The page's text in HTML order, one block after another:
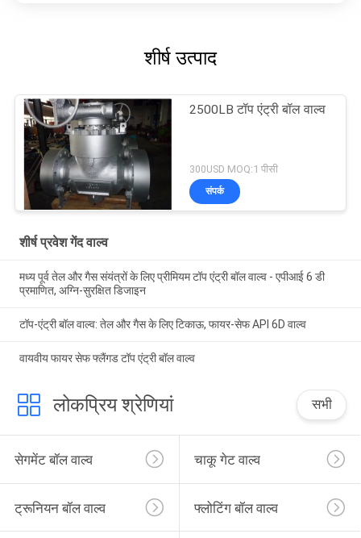
शीर्ष उत्पाद
2500LB टॉप एंट्री बॉल वाल्व
300USD MOQ:1 पीसी
संपर्क
शीर्ष प्रवेश गेंद वाल्व
मध्य पूर्व तेल और गैस संयंत्रों के लिए प्रीमियम टॉप एंट्री बॉल वाल्व - एपीआई 6 डी
प्रमाणित, अग्नि-सुरक्षित डिजाइन
टॉप-एंट्री बॉल वाल्व: तेल और गैस के लिए टिकाऊ, फायर-सेफ API 6D वाल्व
वायवीय फायर सेफ फ्लैंगड टॉप एंट्री बॉल वाल्व
लोकप्रिय श्रेणियां सभी
सेगमेंट बॉल वाल्व चाकू गेट वाल्व
ट्रूनियन बॉल वाल्व फ्लोटिंग बॉल वाल्व